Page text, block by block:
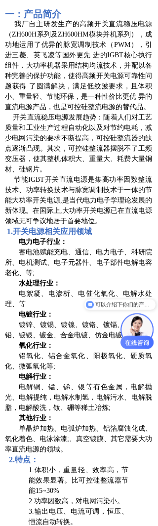
一： 产品简介
我厂自主研发生产的高频开关直流稳压电源
（ZH600H系列及ZH600HM模块并机系列），成
功地运用了优异的脉宽调制技术（PWM），引
进三菱、英飞凌等国外更先 进的IGBT核心执行
组件，大功率机器采用结构均流技术，并配以各
种完善的保护功能，使得高频开关电源可靠性问
题获得 了圆满解决，满足低纹波要求，且体积
小、重量轻、节能环保，是一种性价比更优 异的
直流电源产品，也是可控硅整流电源的替代品。
开关直流稳压电源发展趋势：随着人们对工艺
质量和工业生产过程自动化以及对节约电耗，减
少电网污染的要求不断提高，可控硅整流器的缺
点逐渐凸现。其次，可控硅整流器摆脱不了工频
变压器，使其整机体积大、重量大、耗费大量铜
材、硅钢片。
节能IGBT开关直流电源是集高功率因数整流
技术、功率转换技术与脉宽调制技术于一体的节
能大功率开关电源,是当代电力电子学理论发展的
新体现。在国际上,大功率开关电源已在直流电源
领域无可争议地居于首要地位。
1.开关电源相关应用领域
电力电子行业：
蓄电池赋能充电、通信、电力电子、科研院
所、电机测试、电子元器件、电子部件电解电容
老化、等;
水处理行业：
电絮凝、电渗析、电催化氧化、电解水处
理、等
电镀行业：
镀锌、镀锡、镀镍、镀铬、镀镉、镀铜、镀
铅、镀银、镀金、合金电镀、仿金电镀等;
氧化行业：
铝氧化、铝合金氧化、阳极氧化、硬质氧
化、微弧氧化等;
电解行业：
电解铜、锰、锑、银等有色金属，电解抛
光、电解提纯，电解水制氢，电解污水、电解脱
脂，电解酸洗，钕、硼等稀土冶炼;
其他行业：
单晶炉加热、电弧炉加热、铝箔腐蚀化成、
氧化着色、电泳涂漆;、真空镀膜、其它需要大功
率直流电源的领域。
2.特点：
1.体积小，重量轻、效率高，节
能效果显著。比可控硅整流器节
能15~30%
2.功率因数高，对电网污染小。
3.输出电压、电流可调，恒压、
恒流自动转换。
可以介绍下你们的产品么